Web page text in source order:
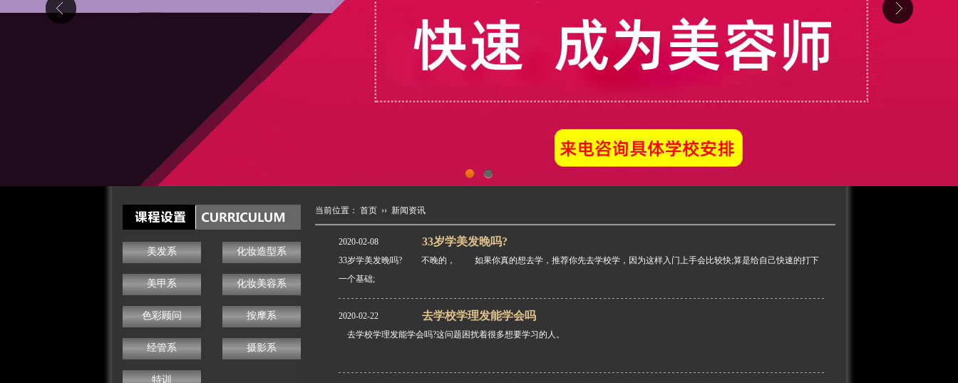
美发系 化妆造型系
美甲系 化妆美容系
色彩顾问 按摩系
经管系 摄影系
特训
当前位置： 首页 ›› 新闻资讯
2020-02-08 33岁学美发晚吗?
33岁学美发晚吗? 不晚的， 如果你真的想去学，推荐你先去学校学，因为这样入门上手会比较快;算是给自己快速的打下
一个基础;
2020-02-22 去学校学理发能学会吗
去学校学理发能学会吗?这问题困扰着很多想要学习的人。